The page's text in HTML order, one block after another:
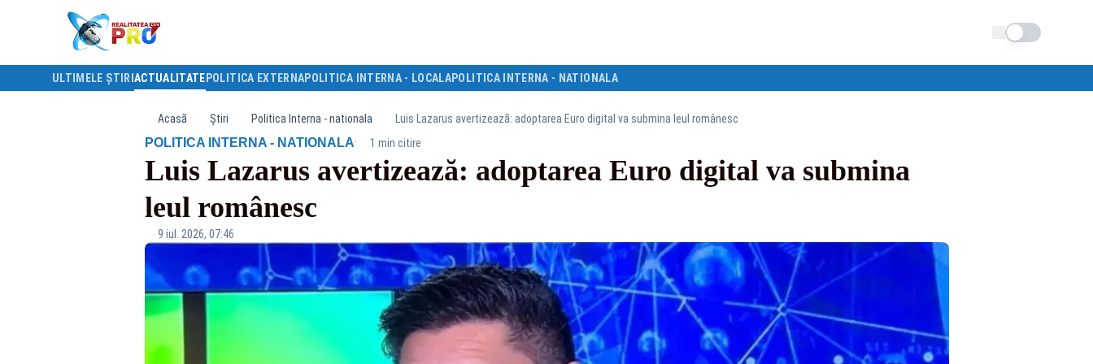
Schimba tema
ULTIMELE ȘTIRI ACTUALITATE POLITICA EXTERNAPOLITICA INTERNA - LOCALAPOLITICA INTERNA - NATIONALA
Acasă Știri Politica Interna - nationala Luis Lazarus avertizează: adoptarea Euro digital va submina leul românesc
POLITICA INTERNA - NATIONALA· 1 min citire
Luis Lazarus avertizează: adoptarea Euro digital va submina
leul românesc
9 iul. 2026, 07:46